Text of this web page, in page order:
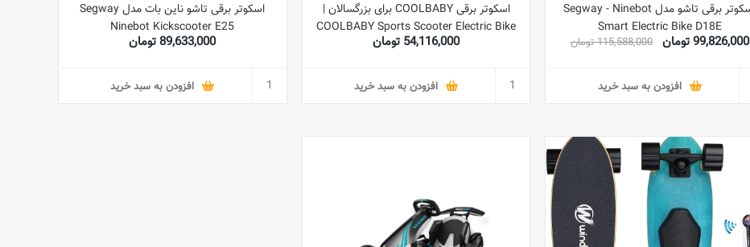
اسکوتر برقی تاشو مدل Segway - Ninebot
Smart Electric Bike D18E
99,826,000 تومان 115,588,000 تومان
افزودن به سبد خرید
اسکوتر برقی COOLBABY برای بزرگسالان |
COOLBABY Sports Scooter Electric Bike
for Adults
54,116,000 تومان
افزودن به سبد خرید
اسکوتر برقی تاشو ناین بات مدل Segway
Ninebot Kickscooter E25
89,633,000 تومان
افزودن به سبد خرید